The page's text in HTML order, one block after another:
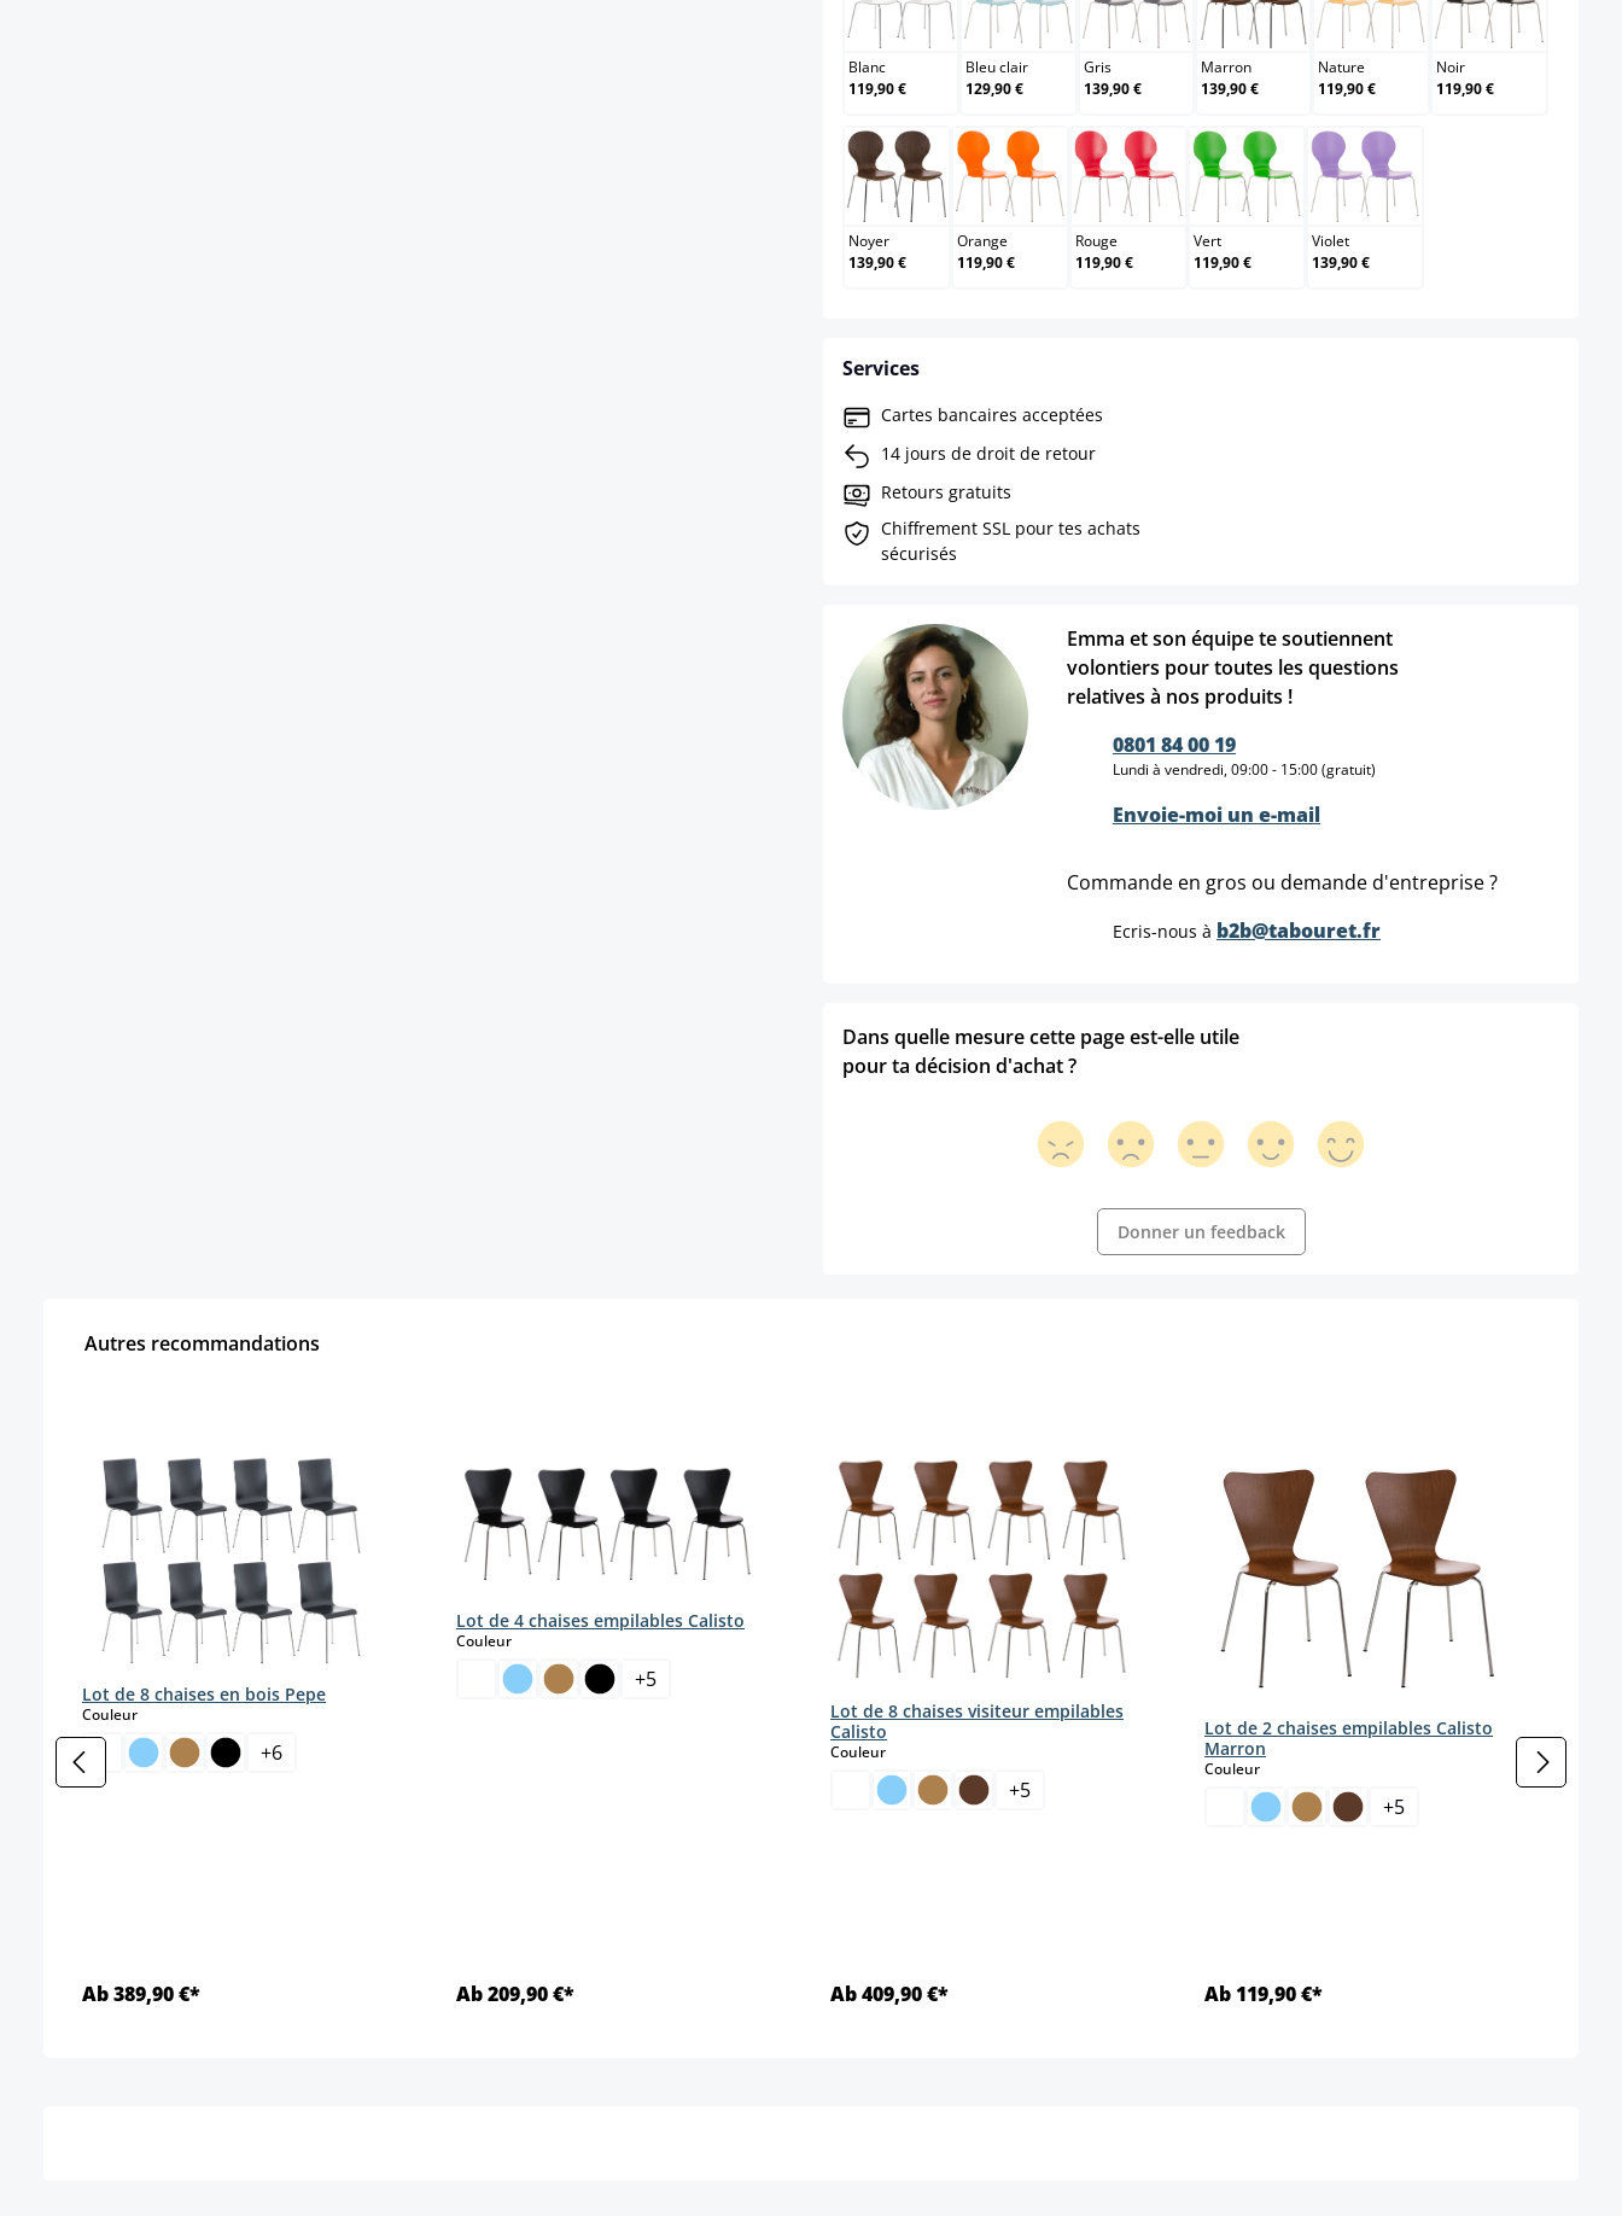
Blanc
Blanc
119,90 €
Bleu clair
Bleu clair
129,90 €
Gris
Gris
139,90 €
Marron
Marron
139,90 €
Nature
Nature
119,90 €
Noir
Noir
119,90 €
Noyer
Noyer
139,90 €
Orange
Orange
119,90 €
Rouge
Rouge
119,90 €
Vert
Vert
119,90 €
Violet
Violet
139,90 €
Services
Cartes bancaires acceptées
14 jours de droit de retour
Retours gratuits
Chiffrement SSL pour tes achats
sécurisés
Emma et son équipe te soutiennent
volontiers pour toutes les questions
relatives à nos produits !
0801 84 00 19
Lundi à vendredi, 09:00 - 15:00 (gratuit)
Envoie-moi un e-mail
Commande en gros ou demande d'entreprise ?
Ecris-nous à b2b@tabouret.fr
Dans quelle mesure cette page est-elle utile
pour ta décision d'achat ?
Donner un feedback
Autres recommandations
Lot de 8 chaises en bois Pepe
Couleurselect
+6
Ab 389,90 €*
Lot de 4 chaises empilables Calisto
Couleurselect
+5
Ab 209,90 €*
Lot de 8 chaises visiteur empilables
Calisto
Couleurselect
+5
Ab 409,90 €*
Lot de 2 chaises empilables Calisto
Marron
Couleurselect
+5
Ab 119,90 €*